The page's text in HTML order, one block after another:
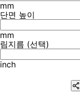
mm
단면 높이
mm
림지름 (선택)
inch